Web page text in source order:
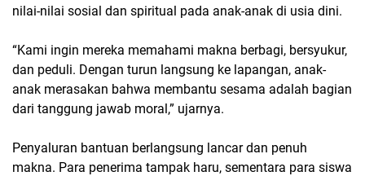
nilai-nilai sosial dan spiritual pada anak-anak di usia dini.
“Kami ingin mereka memahami makna berbagi, bersyukur,
dan peduli. Dengan turun langsung ke lapangan, anak-
anak merasakan bahwa membantu sesama adalah bagian
dari tanggung jawab moral,” ujarnya.
Penyaluran bantuan berlangsung lancar dan penuh
makna. Para penerima tampak haru, sementara para siswa